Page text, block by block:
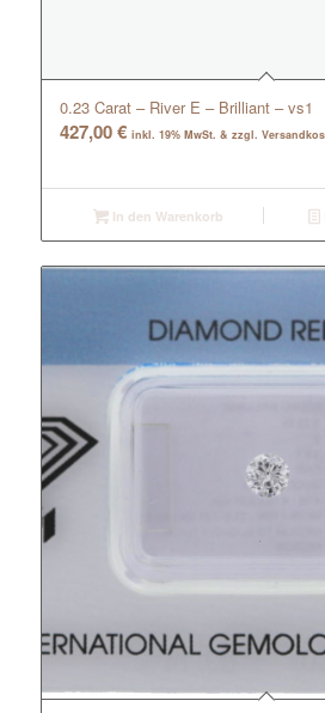
0.23 Carat – River E – Brilliant – vs1
427,00€ inkl. 19% MwSt. & zzgl.
In den Warenkorb